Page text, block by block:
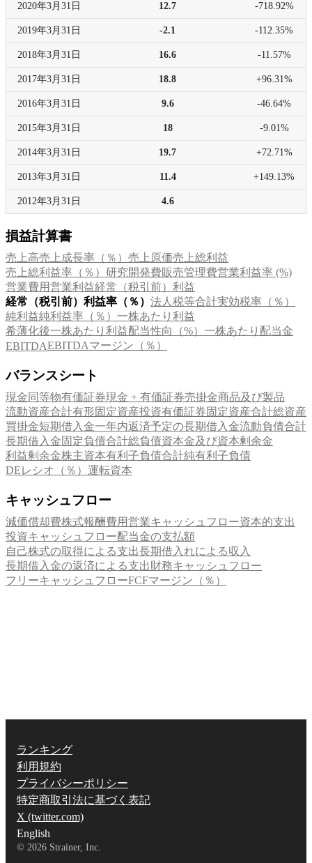
2020年3月31日 12.7 -718.92%
2019年3月31日 -2.1 -112.35%
2018年3月31日 16.6 -11.57%
2017年3月31日 18.8 +96.31%
2016年3月31日 9.6 -46.64%
2015年3月31日 18 -9.01%
2014年3月31日 19.7 +72.71%
2013年3月31日 11.4 +149.13%
2012年3月31日 4.6
損益計算書
売上高売上成長率（％） 売上原価売上総利益
売上総利益率（％） 研究開発費販売管理費営業利益率 (%)
営業費用営業利益経常（税引前）利益
経常（税引前）利益率（％） 法人税等合計実効税率（％）
純利益純利益率（％） 一株あたり利益
希薄化後一株あたり利益配当性向（%） 一株あたり配当金
EBITDAEBITDAマージン（％）
バランスシート
現金同等物有価証券現金 + 有価証券売掛金商品及び製品
流動資産合計有形固定資産投資有価証券固定資産合計総資産
買掛金短期借入金一年内返済予定の長期借入金流動負債合計
長期借入金固定負債合計総負債資本金及び資本剰余金
利益剰余金株主資本有利子負債合計純有利子負債
DEレシオ（％） 運転資本
キャッシュフロー
減価償却費株式報酬費用営業キャッシュフロー資本的支出
投資キャッシュフロー配当金の支払額
自己株式の取得による支出長期借入れによる収入
長期借入金の返済による支出財務キャッシュフロー
フリーキャッシュフローFCFマージン（％）
ランキング
利用規約
プライバシーポリシー
特定商取引法に基づく表記
X (twitter.com)
English
© 2026 Strainer, Inc.